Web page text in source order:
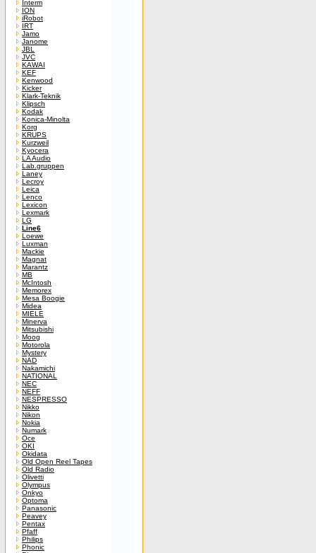
Interm
ION
iRobot
IRT
Jamo
Janome
JBL
JVC
KAWAI
KEF
Kenwood
Kicker
Klark-Teknik
Klipsch
Kodak
Konica-Minolta
Korg
KRUPS
Kurzweil
Kyocera
LA Audio
Lab.gruppen
Laney
Lecroy
Leica
Lenco
Lexicon
Lexmark
LG
Line6
Loewe
Luxman
Mackie
Magnat
Marantz
MB
McIntosh
Memorex
Mesa Boogie
Midea
MIELE
Minerva
Mitsubishi
Moog
Motorola
Mystery
NAD
Nakamichi
NATIONAL
NEC
NEFF
NESPRESSO
Nikko
Nikon
Nokia
Numark
Oce
OKI
Okidata
Old Open Reel Tapes
Old Radio
Olivetti
Olympus
Onkyo
Optoma
Panasonic
Peavey
Pentax
Pfaff
Philips
Phonic